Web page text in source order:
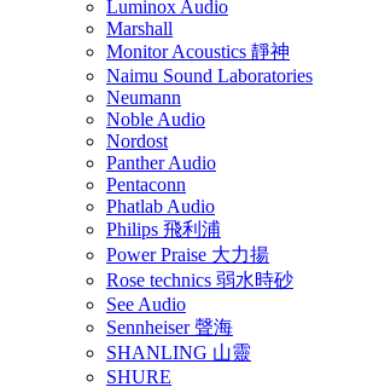
Luminox Audio
Marshall
Monitor Acoustics 靜神
Naimu Sound Laboratories
Neumann
Noble Audio
Nordost
Panther Audio
Pentaconn
Phatlab Audio
Philips 飛利浦
Power Praise 大力揚
Rose technics 弱水時砂
See Audio
Sennheiser 聲海
SHANLING 山靈
SHURE